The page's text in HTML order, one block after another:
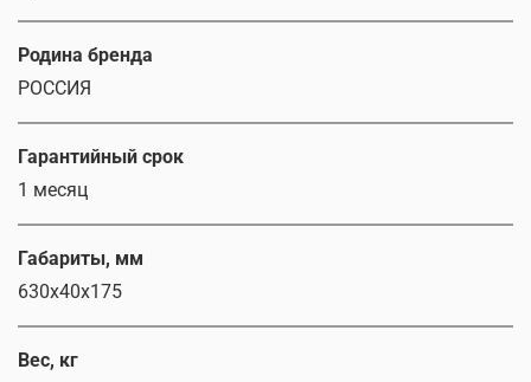
Родина бренда
РОССИЯ
Гарантийный срок
1 месяц
Габариты, мм
630х40х175
Вес, кг